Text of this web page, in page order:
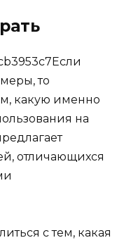
Если
то
какую именно
на
отличающихся
с тем, какая